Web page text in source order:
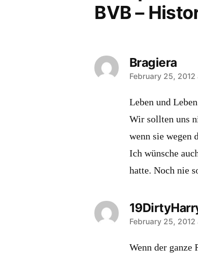
BVB –
Bragiera
says:
February 25, 2012
Leben und
Wir sollten uns
wenn sie wegen
Ich wünsche
hatte. Noch nie
says:
February 25, 2012
Wenn der